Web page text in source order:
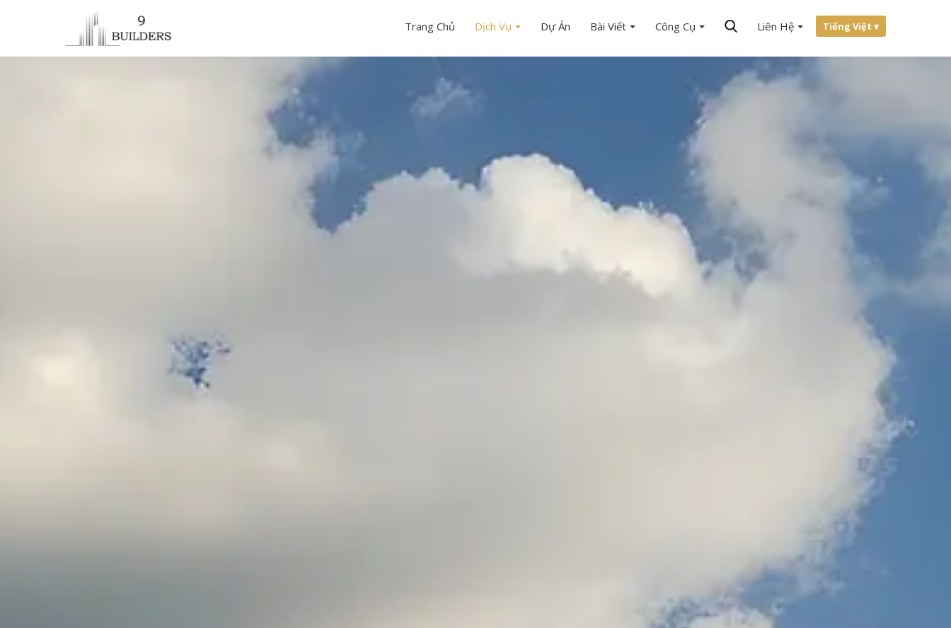
Trang Chủ Dịch Vụ Dự Án Bài Viết Công Cụ Liên Hệ Tiếng Việt ▾